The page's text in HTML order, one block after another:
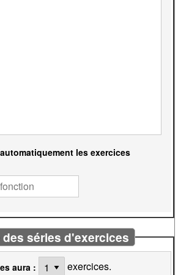
les exercices
des séries d'exercices
aura : exercices.